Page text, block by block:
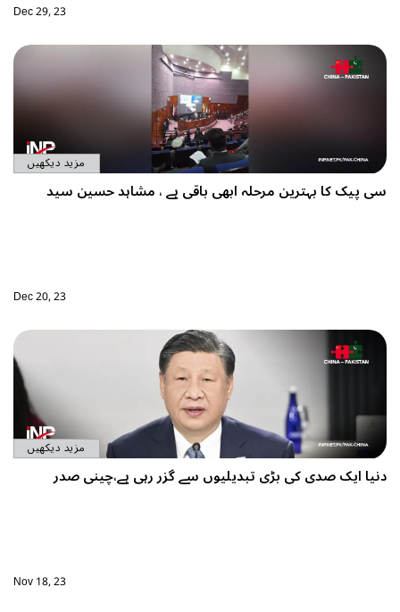
Dec 29, 23
مزید دیکھیں
سی پیک کا بہترین مرحلہ ابھی باقی ہے ، مشاہد حسین سید
Dec 20, 23
مزید دیکھیں
دنیا ایک صدی کی بڑی تبدیلیوں سے گزر رہی ہے،چینی صدر
Nov 18, 23